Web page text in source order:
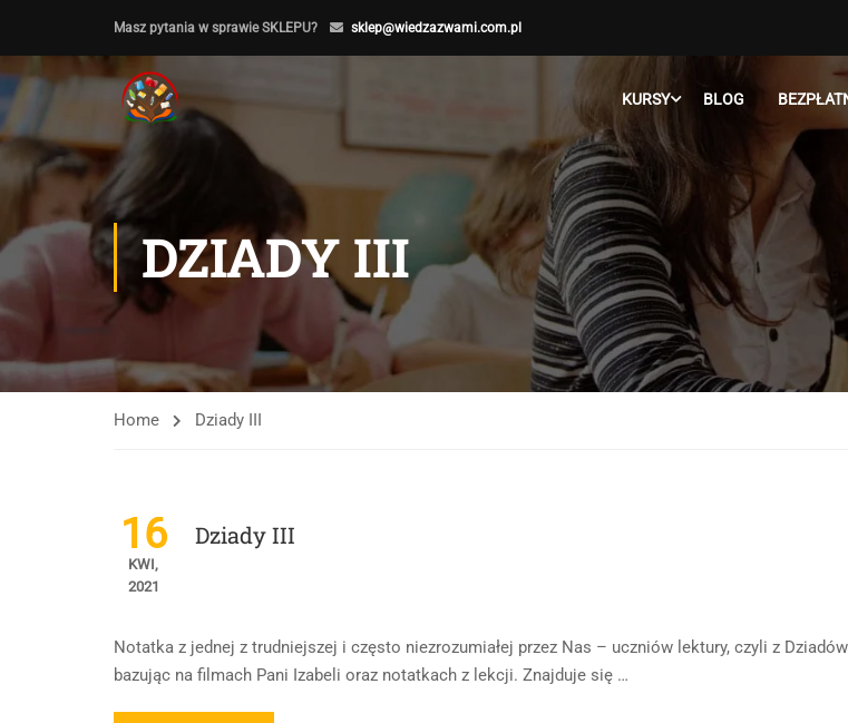
Masz pytania w sprawie SKLEPU? sklep@wiedzazwami.com.pl
KURSY BLOG
DZIADY III
Home Dziady III
16
KWI,
2021
Dziady III
Notatka z jednej z trudniejszej i często niezrozumiałej przez Nas – uczniów lektury, czyli z
bazując na filmach Pani Izabeli oraz notatkach z lekcji. Znajduje się …